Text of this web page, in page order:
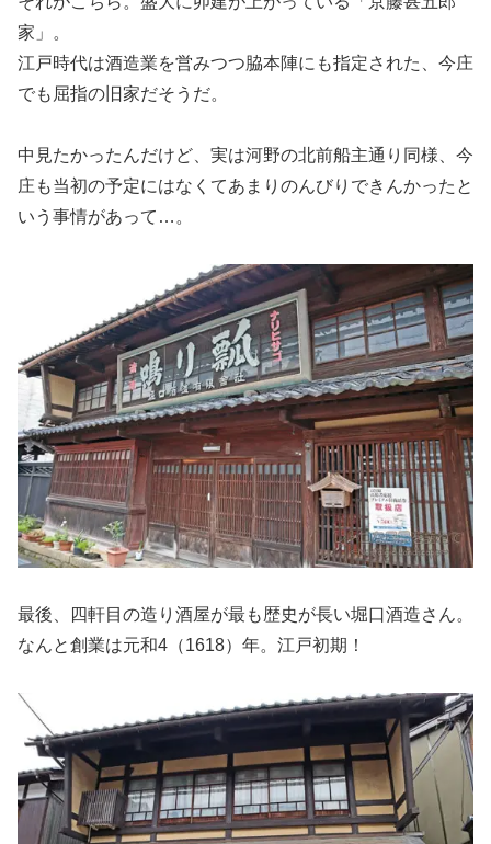
家」。
江戸時代は酒造業を営みつつ脇本陣にも指定された、今庄
でも屈指の旧家だそうだ。
中見たかったんだけど、実は河野の北前船主通り同様、今
庄も当初の予定にはなくてあまりのんびりできんかったと
いう事情があって…。
最後、四軒目の造り酒屋が最も歴史が長い堀口酒造さん。
なんと創業は元和4（1618）年。江戸初期！